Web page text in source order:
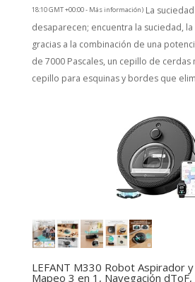
18:10 GMT +00:00 - Más información) La
desaparecen; encuentra la suciedad, la
gracias a la combinación de una
de 7000 Pascales, un cepillo de cerdas
cepillo para esquinas y bordes que
LEFANT M330 Robot Aspirador
Mapeo 3 en 1, Navegación